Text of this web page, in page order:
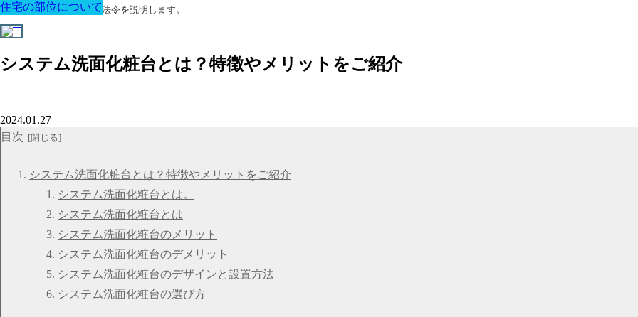
建築に関する用語と関連法令を説明します。
システム洗面化粧台とは？特徴やメリットをご紹介
住宅の部位について
2024.01.27
目次
システム洗面化粧台とは？特徴やメリットをご紹介
システム洗面化粧台とは。
システム洗面化粧台とは
システム洗面化粧台のメリット
システム洗面化粧台のデメリット
システム洗面化粧台のデザインと設置方法
システム洗面化粧台の選び方
住宅の部位について
住宅の部位について
住宅の部位について
住宅の部位について
住宅の部位について
住宅の部位について